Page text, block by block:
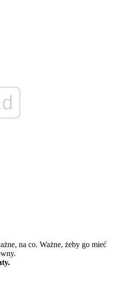
na co. Ważne, żeby go mieć